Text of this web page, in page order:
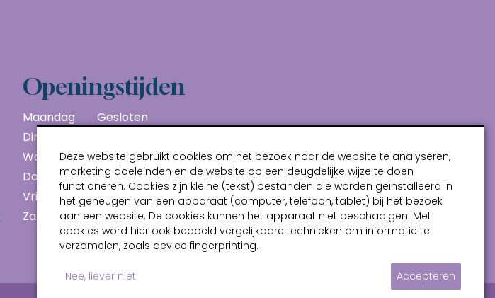
Openingstijden
Maandag
Gesloten
Dinsdag
Woensdag
10:00 - 17:00
Donderdag
10:00 - 17:00
Vrijdag
10:00 - 17:00
Zaterdag
10:00 - 17:00
Deze website gebruikt cookies om het bezoek naar de website te analyseren,
marketing doeleinden en de website op een deugdelijke wijze te doen
functioneren. Cookies zijn kleine (tekst) bestanden die worden geïnstalleerd in
het geheugen van een apparaat (computer, telefoon, tablet) bij het bezoek
aan een website. De cookies kunnen het apparaat niet beschadigen. Met
cookies word hier ook bedoeld vergelijkbare technieken om informatie te
verzamelen, zoals device fingerprinting.
Nee, liever niet Accepteren